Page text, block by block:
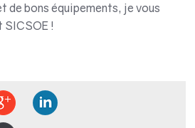
bons équipements, je vous
SICSOE !